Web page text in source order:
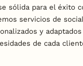
sólida para el éxito
servicios de
y
de cada